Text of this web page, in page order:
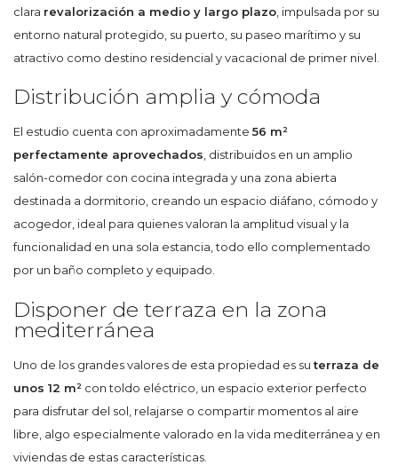
clara revalorización a medio y largo plazo , impulsada por su
entorno natural protegido, su puerto, su paseo marítimo y su
atractivo como destino residencial y vacacional de primer nivel.
Distribución amplia y cómoda
El estudio cuenta con aproximadamente 56 m²
perfectamente aprovechados, distribuidos en un amplio
salón-comedor con cocina integrada y una zona abierta
destinada a dormitorio, creando un espacio diáfano, cómodo y
acogedor, ideal para quienes valoran la amplitud visual y la
funcionalidad en una sola estancia, todo ello complementado
por un baño completo y equipado.
Disponer de terraza en la zona
mediterránea
Uno de los grandes valores de esta propiedad es suterraza de
unos 12 m² con toldo eléctrico, un espacio exterior perfecto
para disfrutar del sol, relajarse o compartir momentos al aire
libre, algo especialmente valorado en la vida mediterránea y en
viviendas de estas características.